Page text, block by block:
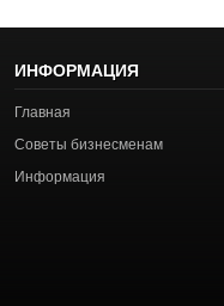
ИНФОРМАЦИЯ
Главная
Советы бизнесменам
Информация